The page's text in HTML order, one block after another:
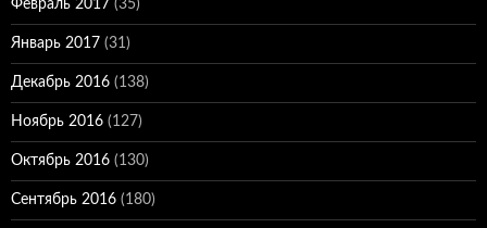
Февраль 2017 (35)
Январь 2017 (31)
Декабрь 2016 (138)
Ноябрь 2016 (127)
Октябрь 2016 (130)
Сентябрь 2016 (180)